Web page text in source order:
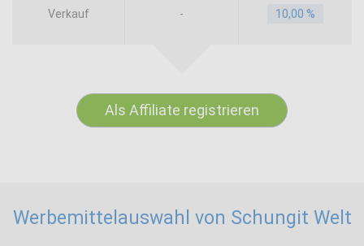
Verkauf - 10,00 %
Als Affiliate registrieren
Werbemittelauswahl von Schungit Welt